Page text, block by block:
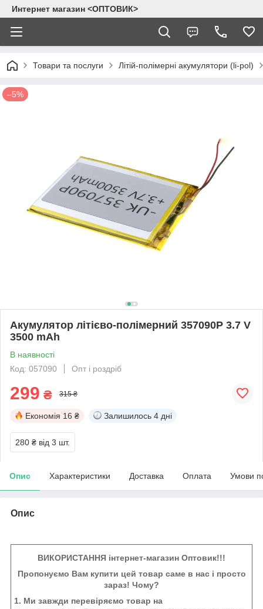
Интернет магазин <ОПТОВИК>
Товари та послуги Літій-полімерні акумулятори (li-pol)
–5%
Акумулятор літієво-полімерний 357090P 3.7 V
3500 mAh
В наявності
Код: 057090
Опт і роздріб
299 ₴ 315 ₴
Економія 16 ₴ Залишилось 4 дні
280 ₴ від 3 шт.
Опис Характеристики Доставка Оплата Умови
Опис
ВИКОРИСТАННЯ інтернет-магазин Оптовик!!!
Пропонуємо Вам купити цей товар саме в нас і просто
зараз! Чому?
1. Ми завжди перевіряємо товар на